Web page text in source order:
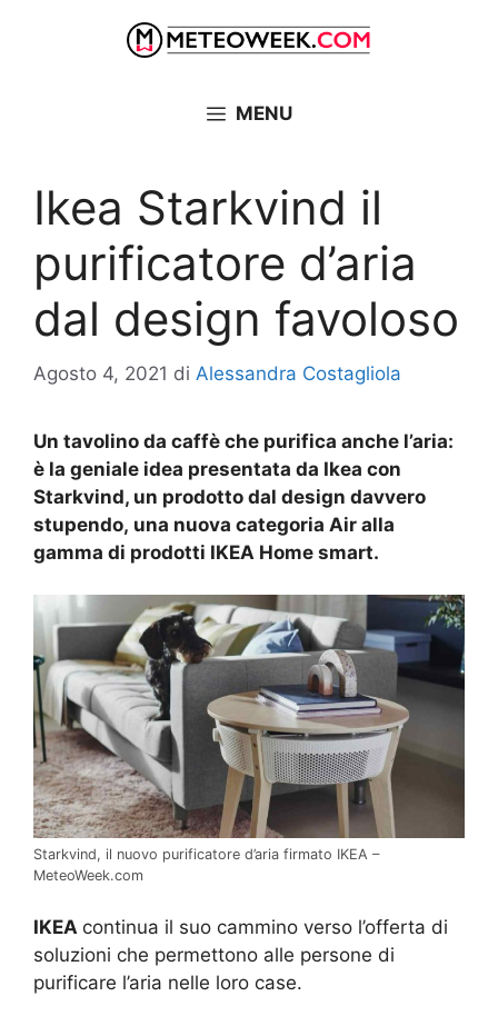
MENU
Ikea Starkvind il
purificatore d’aria
dal design favoloso
Agosto 4, 2021 di Alessandra Costagliola
Un tavolino da caffè che purifica anche l’aria:
è la geniale idea presentata da Ikea con
Starkvind, un prodotto dal design davvero
stupendo, una nuova categoria Air alla
gamma di prodotti IKEA Home smart.
Starkvind, il nuovo purificatore d’aria firmato IKEA –
MeteoWeek.com
IKEA continua il suo cammino verso l’offerta di
soluzioni che permettono alle persone di
purificare l’aria nelle loro case.